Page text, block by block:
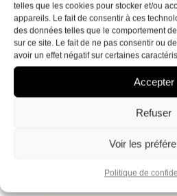
telles que les cookies pour stocker et/ou
appareils. Le fait de consentir à ces
des données telles que le comportement
sur ce site. Le fait de ne pas consentir ou
avoir un effet négatif sur certaines
Accepter
Refuser
Voir les
Politique de
Jour J, nous vous
originales et vivantes,
la magie de